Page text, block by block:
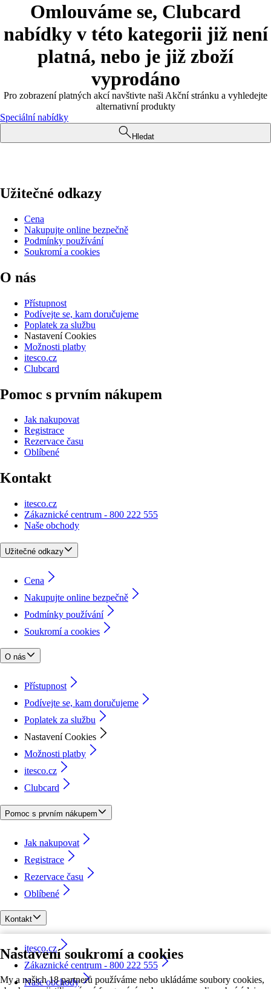
Nastavení soukromí a cookies
My a našich 18 partnerů používáme nebo ukládáme soubory cookies,
Omlouváme se, Clubcard
nabídky v této kategorii již není
platná, nebo je již zboží
vyprodáno
Pro zobrazení platných akcí navštivte naši Akční stránku a vyhledejte
alternativní produkty
Speciální nabídky
Hledat
Užitečné odkazy
Cena
Nakupujte online bezpečně
Podmínky používání
Soukromí a cookies
O nás
Přístupnost
Podívejte se, kam doručujeme
Poplatek za službu
Nastavení Cookies
Možnosti platby
itesco.cz
Clubcard
Pomoc s prvním nákupem
Jak nakupovat
Registrace
Rezervace času
Oblíbené
Kontakt
itesco.cz
Zákaznické centrum - 800 222 555
Naše obchody
Užitečné odkazy
Cena
Nakupujte online bezpečně
Podmínky používání
Soukromí a cookies
O nás
Přístupnost
Podívejte se, kam doručujeme
Poplatek za službu
Nastavení Cookies
Možnosti platby
itesco.cz
Clubcard
Pomoc s prvním nákupem
Jak nakupovat
Registrace
Rezervace času
Oblíbené
Kontakt
itesco.cz
Zákaznické centrum - 800 222 555
Naše obchody